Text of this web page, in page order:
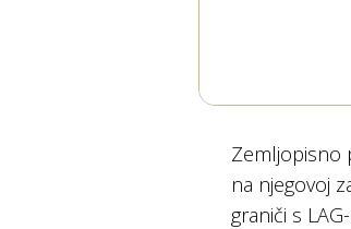
Zemljopisno
na njegovoj
graniči s